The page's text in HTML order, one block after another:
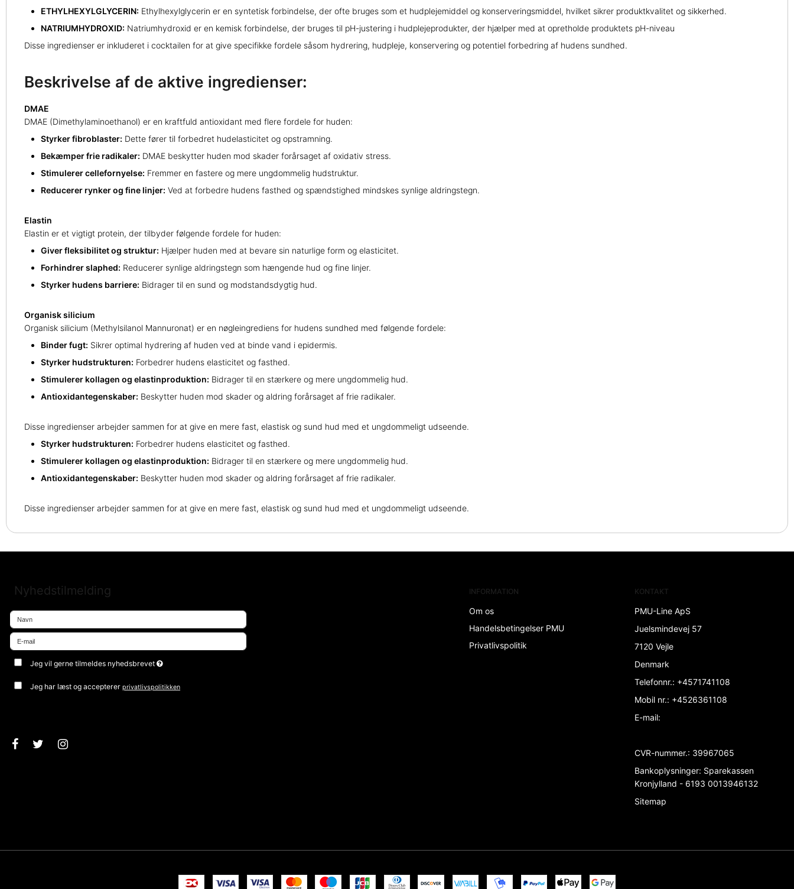
ETHYLHEXYLGLYCERIN: Ethylhexylglycerin er en syntetisk forbindelse, der ofte bruges som et hudplejemiddel og konserveringsmiddel, hvilket sikrer produktkvalitet og sikkerhed.
NATRIUMHYDROXID: Natriumhydroxid er en kemisk forbindelse, der bruges til pH-justering i hudplejeprodukter, der hjælper med at opretholde produktets pH-niveau
Disse ingredienser er inkluderet i cocktailen for at give specifikke fordele såsom hydrering, hudpleje, konservering og potentiel forbedring af hudens sundhed.
Beskrivelse af de aktive ingredienser:
DMAE
DMAE (Dimethylaminoethanol) er en kraftfuld antioxidant med flere fordele for huden:
Styrker fibroblaster: Dette fører til forbedret hudelasticitet og opstramning.
Bekæmper frie radikaler: DMAE beskytter huden mod skader forårsaget af oxidativ stress.
Stimulerer cellefornyelse: Fremmer en fastere og mere ungdommelig hudstruktur.
Reducerer rynker og fine linjer: Ved at forbedre hudens fasthed og spændstighed mindskes synlige aldringstegn.
Elastin
Elastin er et vigtigt protein, der tilbyder følgende fordele for huden:
Giver fleksibilitet og struktur: Hjælper huden med at bevare sin naturlige form og elasticitet.
Forhindrer slaphed: Reducerer synlige aldringstegn som hængende hud og fine linjer.
Styrker hudens barriere: Bidrager til en sund og modstandsdygtig hud.
Organisk silicium
Organisk silicium (Methylsilanol Mannuronat) er en nøgleingrediens for hudens sundhed med følgende fordele:
Binder fugt: Sikrer optimal hydrering af huden ved at binde vand i epidermis.
Styrker hudstrukturen: Forbedrer hudens elasticitet og fasthed.
Stimulerer kollagen og elastinproduktion: Bidrager til en stærkere og mere ungdommelig hud.
Antioxidantegenskaber: Beskytter huden mod skader og aldring forårsaget af frie radikaler.
Disse ingredienser arbejder sammen for at give en mere fast, elastisk og sund hud med et ungdommeligt udseende.
Styrker hudstrukturen: Forbedrer hudens elasticitet og fasthed.
Stimulerer kollagen og elastinproduktion: Bidrager til en stærkere og mere ungdommelig hud.
Antioxidantegenskaber: Beskytter huden mod skader og aldring forårsaget af frie radikaler.
Disse ingredienser arbejder sammen for at give en mere fast, elastisk og sund hud med et ungdommeligt udseende.
Nyhedstilmelding
Jeg vil gerne tilmeldes nyhedsbrevet
Jeg har læst og acceptererprivatlivspolitikken
INFORMATION
Om os
Handelsbetingelser PMU
Privatlivspolitik
KONTAKT
PMU-Line ApS
Juelsmindevej 57
7120 Vejle
Denmark
Telefonnr.: +4571741108
Mobil nr.: +4526361108
E-mail:
CVR-nummer.: 39967065
Bankoplysninger: Sparekassen
Kronjylland - 6193 0013946132
Sitemap